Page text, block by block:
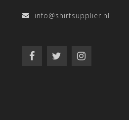
info@shirtsupplier.nl